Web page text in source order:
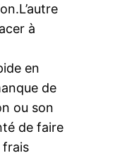
à
en
de
ou son
de faire
frais